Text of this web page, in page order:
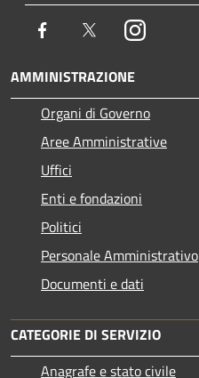
Facebook TwitterInstagram
AMMINISTRAZIONE
Organi di Governo
Aree Amministrative
Uffici
Enti e fondazioni
Politici
Personale Amministrativo
Documenti e dati
CATEGORIE DI SERVIZIO
Anagrafe e stato civile